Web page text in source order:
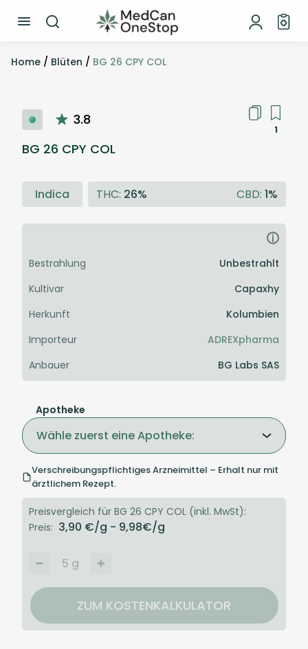
Home / Blüten / BG 26 CPY COL
3.8
1
BG 26 CPY COL
Indica THC: 26% CBD: 1%
i
Bestrahlung
Unbestrahlt
Kultivar
Capaxhy
Herkunft
Kolumbien
Importeur
ADREXpharma
Anbauer
BG Labs SAS
Apotheke
Wähle zuerst eine Apotheke:
Verschreibungspflichtiges Arzneimittel – Erhalt nur mit
ärztlichem Rezept.
Preisvergleich für BG 26 CPY COL (inkl. MwSt):
Preis: 3,90 €/g - 9,98€/g
5 g
ZUM KOSTENKALKULATOR